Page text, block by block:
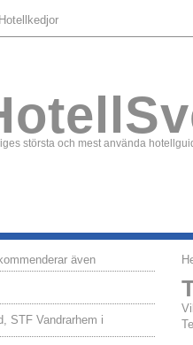
Hotellkedjor
största och mest använda
även
STF Vandrarhem i